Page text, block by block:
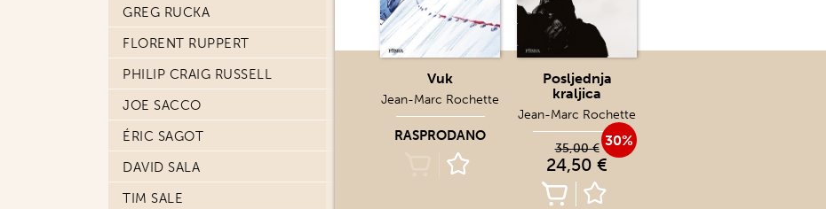
GREG RUCKA
FLORENT RUPPERT
PHILIP CRAIG RUSSELL
JOE SACCO
ÉRIC SAGOT
DAVID SALA
TIM SALE
Vuk
Jean-Marc Rochette
RASPRODANO
Posljednja
kraljica
Jean-Marc Rochette
30%
35,00 €
24,50 €